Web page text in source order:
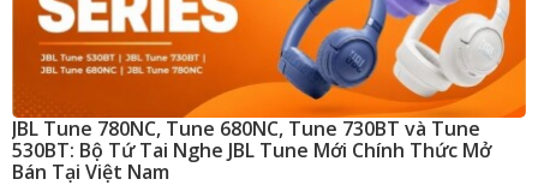
JBL Tune 780NC, Tune 680NC, Tune 730BT và Tune
530BT: Bộ Tứ Tai Nghe JBL Tune Mới Chính Thức Mở
Bán Tại Việt Nam